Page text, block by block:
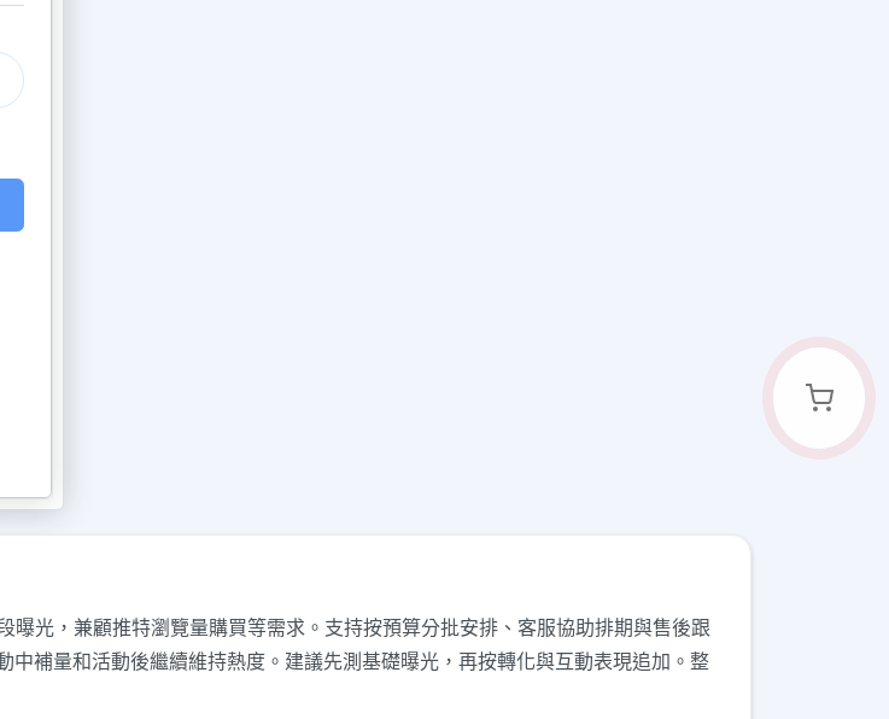
光，兼顧推特瀏覽量購買等需求。支持按預算分批安排、客服協助排期與售後跟
補量和活動後繼續維持熱度。建議先測基礎曝光，再按轉化與互動表現追加。整